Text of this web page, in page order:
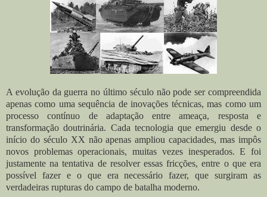
A evolução da guerra no último século não pode ser compreendida
apenas como uma sequência de inovações técnicas, mas como um
processo contínuo de adaptação entre ameaça, resposta e
transformação doutrinária. Cada tecnologia que emergiu desde o
início do século XX não apenas ampliou capacidades, mas impôs
novos problemas operacionais, muitas vezes inesperados. E foi
justamente na tentativa de resolver essas fricções, entre o que era
possível fazer e o que era necessário fazer, que surgiram as
verdadeiras rupturas do campo de batalha moderno.